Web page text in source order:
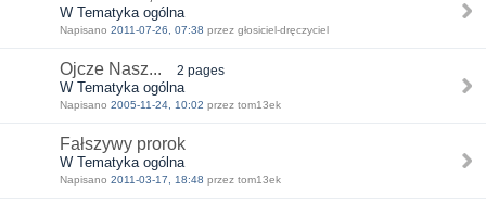
W Tematyka ogólna
Napisano 2011-07-26, 07:38 przez głosiciel-dręczyciel
Ojcze Nasz... 2 pages
W Tematyka ogólna
Napisano 2005-11-24, 10:02 przez tom13ek
Fałszywy prorok
W Tematyka ogólna
Napisano 2011-03-17, 18:48 przez tom13ek